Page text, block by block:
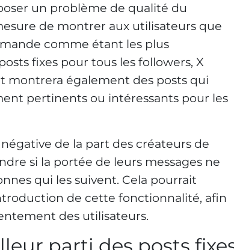
un problème de qualité du
de montrer aux utilisateurs que
comme étant les plus
fixes pour tous les followers, X
montrera également des posts qui
pertinents ou intéressants pour les
de la part des créateurs de
si la portée de leurs messages ne
qui les suivent. Cela pourrait
de cette fonctionnalité, afin
des utilisateurs.